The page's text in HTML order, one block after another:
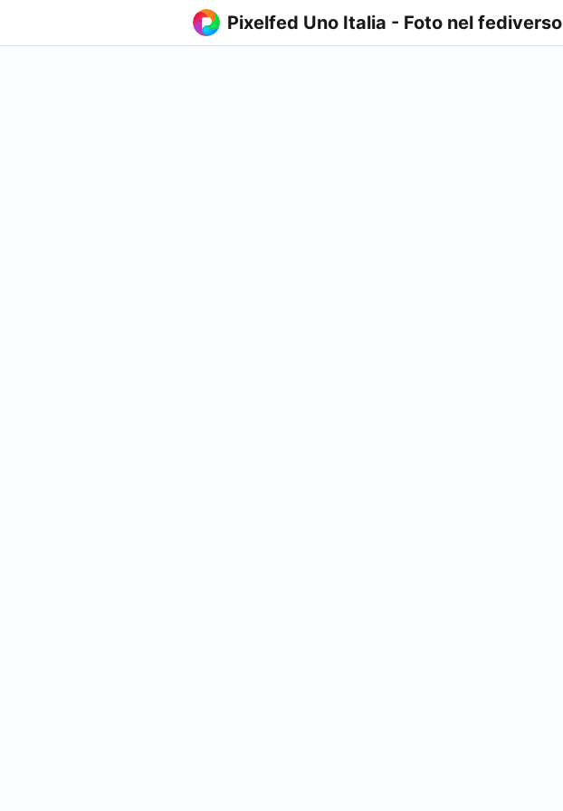
Pixelfed Uno Italia - Foto nel fediverso